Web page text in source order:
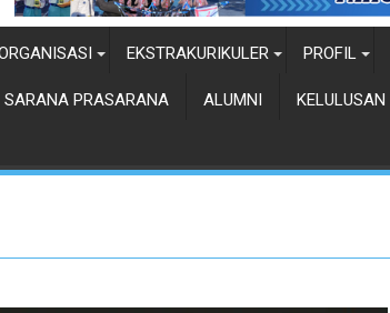
EKSTRAKURIKULER PROFIL
SARANA PRASARANA ALUMNI KELULUSAN